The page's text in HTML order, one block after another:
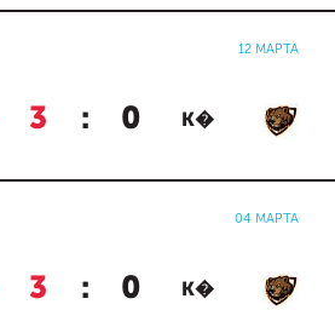
12 МАРТА
3 : 0 К�
04 МАРТА
3 : 0 К�